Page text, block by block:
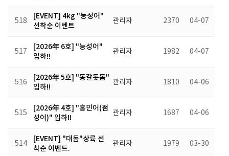
518
[EVENT] 4kg "능성어"
선착순 이벤트
관리자 2370 04-07
517
[2026年 6호] "능성어"
입하!!
관리자 1982 04-07
516
[2026年 5호] "동갈돗돔"
입하!!
관리자 1810 04-06
515
[2026年 4호] "홍민어(점
성어)" 입하!!
관리자 1687 04-06
514
[EVENT] "대돔"상륙 선
착순 이벤트.
관리자 1979 03-30